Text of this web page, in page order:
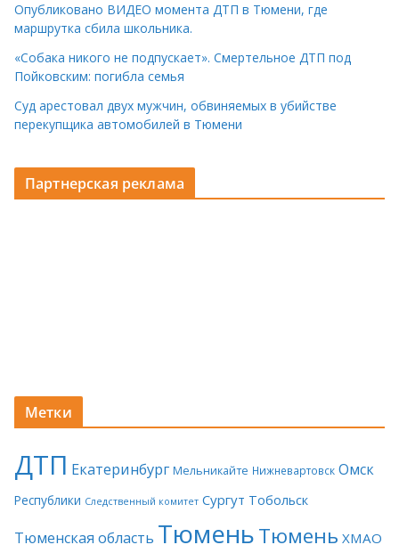
Опубликовано ВИДЕО момента ДТП в Тюмени, где
маршрутка сбила школьника.
«Собака никого не подпускает». Смертельное ДТП под
Пойковским: погибла семья
Суд арестовал двух мужчин, обвиняемых в убийстве
перекупщика автомобилей в Тюмени
Партнерская реклама
Метки
ДТП Екатеринбург Мельникайте Нижневартовск Омск
Республики Следственный комитет Сургут Тобольск
Тюменская область ТюменьТюмень ХМАО